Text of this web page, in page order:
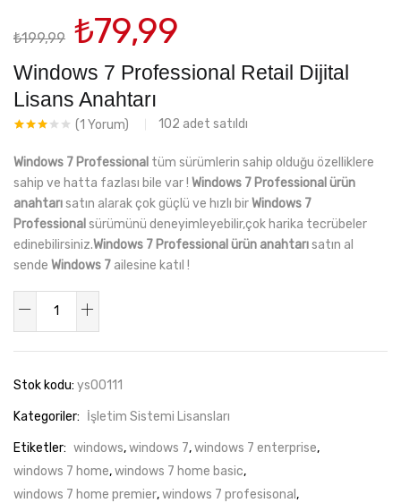
Windows 7 Professional Retail Dijital
Lisans Anahtarı
dayanarak
5
üzerinden
3.00
puan
aldı
(1 Yorum) 102 adet satıldı
₺199,99 Orijinal
fiyat:
₺199,99.
₺79,99
andaki
fiyat:
Windows 7 Professional tüm sürümlerin sahip olduğu özelliklere
sahip ve hatta fazlası bile var ! Windows 7 Professional ürün
anahtarısatın alarak çok güçlü ve hızlı birWindows 7
Professional sürümünü deneyimleyebilir,çok harika tecrübeler
edinebilirsiniz.Windows 7 Professional ürün anahtarısatın al
sende Windows 7 ailesine katıl !
Professional
Dijital
Lisans
Anahtarı
adet
Stok kodu: ys00111
Kategoriler: İşletim Sistemi Lisansları
Etiketler: windows,windows 7,windows 7 enterprise,
windows 7 home,windows 7 home basic,
windows 7 home premier,windows 7 profesisonal ,